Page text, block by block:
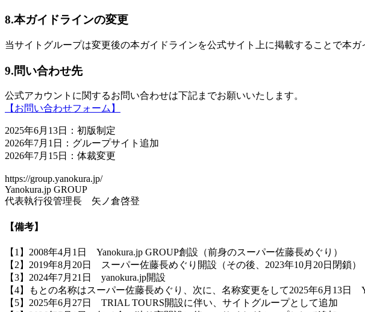
8.本ガイドラインの変更
当サイトグループは変更後の本ガイドラインを公式サイト上に掲載することで本
9.問い合わせ先
公式アカウントに関するお問い合わせは下記までお願いいたします。
【お問い合わせフォーム】
2025年6月13日：初版制定
2026年7月1日：グループサイト追加
2026年7月15日：体裁変更
https://group.yanokura.jp/
Yanokura.jp GROUP
代表執行役管理長 矢ノ倉啓登
【備考】
【1】2008年4月1日 Yanokura.jp GROUP創設（前身のスーパー佐藤長めぐり）
【2】2019年8月20日 スーパー佐藤長めぐり開設（その後、2023年10月20日閉鎖）
【3】2024年7月21日 yanokura.jp開設
【4】もとの名称はスーパー佐藤長めぐり、次に、名称変更をして2025年6月13日
【5】2025年6月27日 TRIAL TOURS開設に伴い、サイトグループとして追加